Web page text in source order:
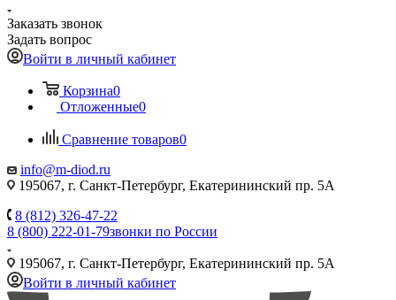
Заказать звонок
Задать вопрос
Войти в личный кабинет
Корзина0
Отложенные0
Сравнение товаров0
info@m-diod.ru
195067, г. Санкт-Петербург, Екатерининский пр. 5А
8 (812) 326-47-22
8 (800) 222-01-79звонки по России
195067, г. Санкт-Петербург, Екатерининский пр. 5А
Войти в личный кабинет